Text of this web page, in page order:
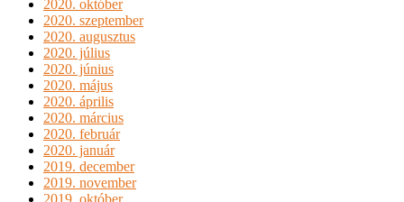
2020. október
2020. szeptember
2020. augusztus
2020. július
2020. június
2020. május
2020. április
2020. március
2020. február
2020. január
2019. december
2019. november